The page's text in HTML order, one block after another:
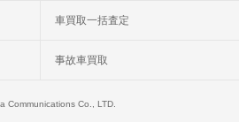
車買取一括査定
事故車買取
Communications Co., LTD.